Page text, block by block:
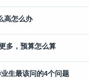
高怎么办
多，预算怎么算
生最该问的4个问题